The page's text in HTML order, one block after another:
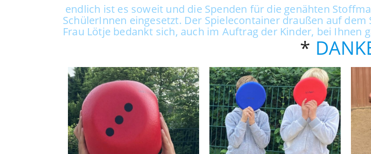
endlich ist es soweit und die Spenden für die genähten
SchülerInnen eingesetzt. Der Spielecontainer draußen auf
Frau Lötje bedankt sich, auch im Auftrag der Kinder, bei Ihnen
*